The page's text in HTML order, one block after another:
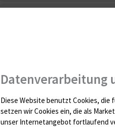
2020
2018
Datenverarbeitung
Diese Website benutzt Cookies, die
setzen wir Cookies ein, die als
unser Internetangebot fortlaufend